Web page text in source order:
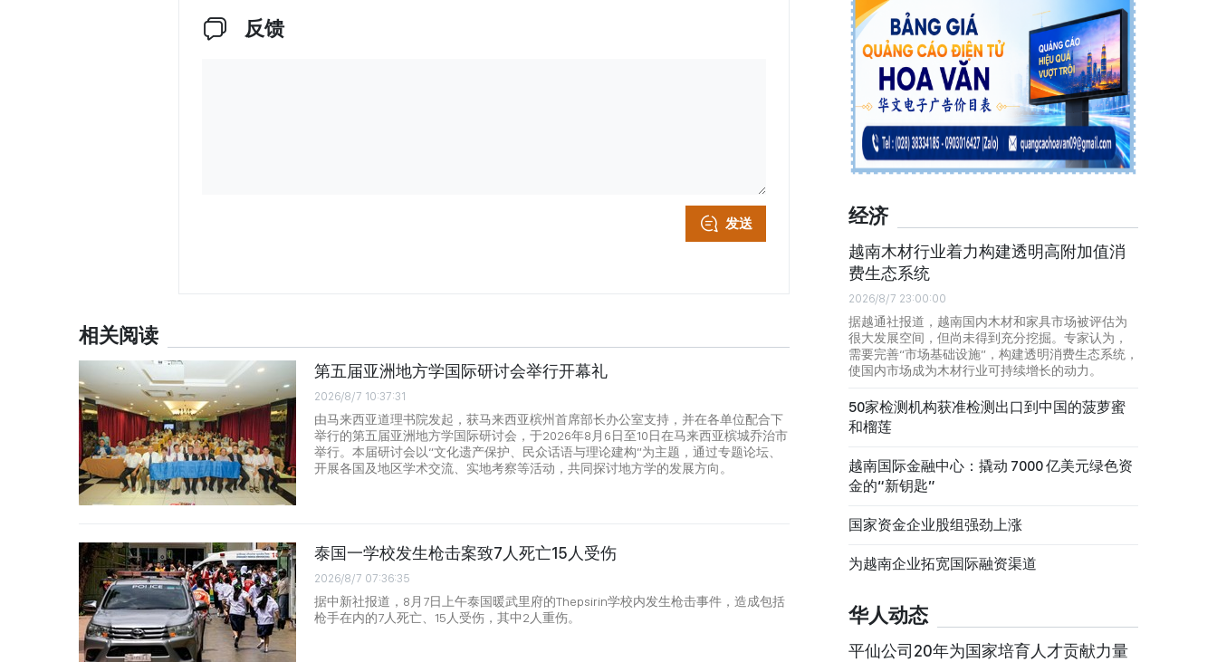
反馈
发送
相关阅读
第五届亚洲地方学国际研讨会举行开幕礼
2026/8/7 10:37:31
由马来西亚道理书院发起，获马来西亚槟州首席部长办公室支持，并在各单位配合下
举行的第五届亚洲地方学国际研讨会，于2026年8月6日至10日在马来西亚槟城乔治市
举行。本届研讨会以“文化遗产保护、民众话语与理论建构”为主题，通过专题论坛、
开展各国及地区学术交流、实地考察等活动，共同探讨地方学的发展方向。
泰国一学校发生枪击案致7人死亡15人受伤
2026/8/7 07:36:35
据中新社报道，8月7日上午泰国暖武里府的Thepsirin学校内发生枪击事件，造成包括
枪手在内的7人死亡、15人受伤，其中2人重伤。
经济
越南木材行业着力构建透明高附加值消
费生态系统
2026/8/7 23:00:00
据越通社报道，越南国内木材和家具市场被评估为
很大发展空间，但尚未得到充分挖掘。专家认为，
需要完善“市场基础设施”，构建透明消费生态系统，
使国内市场成为木材行业可持续增长的动力。
50家检测机构获准检测出口到中国的菠萝蜜
和榴莲
越南国际金融中心：撬动 7000 亿美元绿色资
金的“新钥匙”
国家资金企业股组强劲上涨
为越南企业拓宽国际融资渠道
华人动态
平仙公司20年为国家培育人才贡献力量